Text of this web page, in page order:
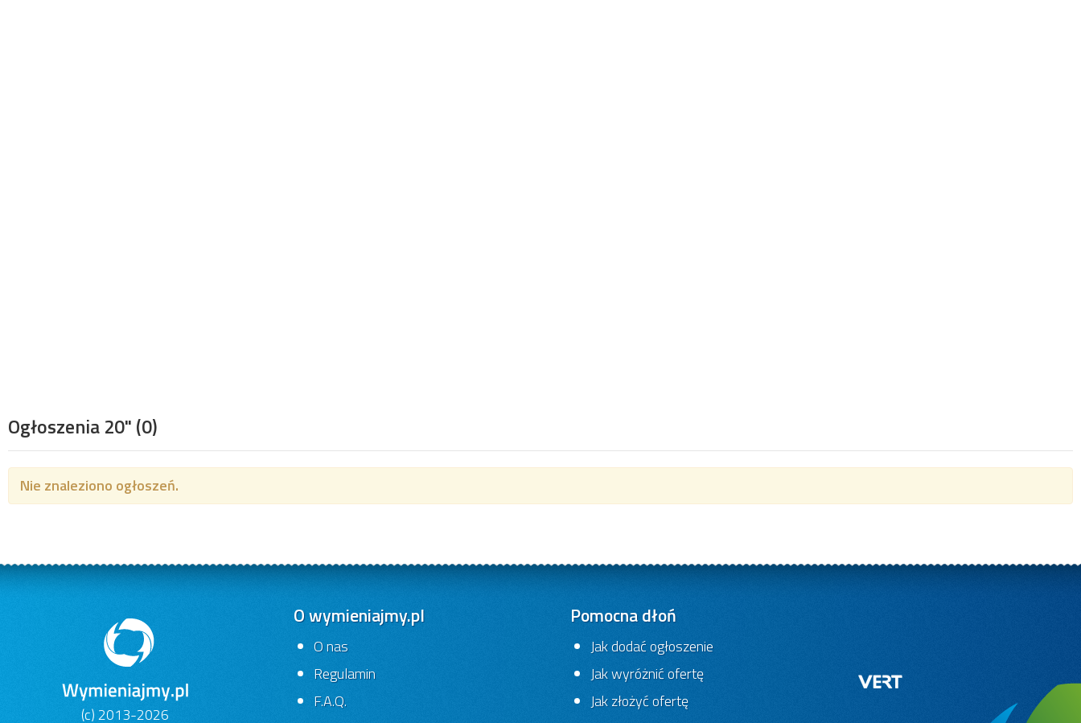
Ogłoszenia 20"(0)
Nie znaleziono ogłoszeń.
(c) 2013-2026
O wymieniajmy.pl
O nas
Regulamin
F.A.Q.
Pomocna dłoń
Jak dodać ogłoszenie
Jak wyróżnić ofertę
Jak złożyć ofertę